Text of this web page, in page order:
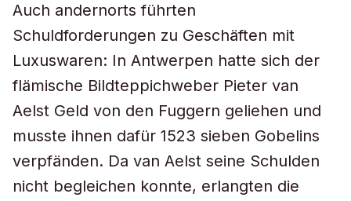
Auch andernorts führten
Schuldforderungen zu Geschäften mit
Luxuswaren: In Antwerpen hatte sich der
flämische Bildteppichweber Pieter van
Aelst Geld von den Fuggern geliehen und
musste ihnen dafür 1523 sieben Gobelins
verpfänden. Da van Aelst seine Schulden
nicht begleichen konnte, erlangten die